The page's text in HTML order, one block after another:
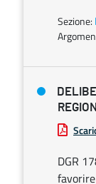
Sezione:
DGR